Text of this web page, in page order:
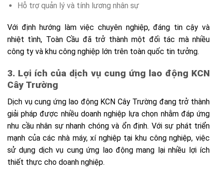
Hỗ trợ quản lý và tính lương nhân sự
Với định hướng làm việc chuyên nghiệp, đáng tin cậy và
nhiệt tình, Toàn Cầu đã trở thành một đối tác mà nhiều
công ty và khu công nghiệp lớn trên toàn quốc tin tưởng.
3. Lợi ích của dịch vụ cung ứng lao động KCN
Cây Trường
Dịch vụ cung ứng lao động KCN Cây Trường đang trở thành
giải pháp được nhiều doanh nghiệp lựa chọn nhằm đáp ứng
nhu cầu nhân sự nhanh chóng và ổn định. Với sự phát triển
mạnh của các nhà máy, xí nghiệp tại khu công nghiệp, việc
sử dụng dịch vụ cung ứng lao động mang lại nhiều lợi ích
thiết thực cho doanh nghiệp.